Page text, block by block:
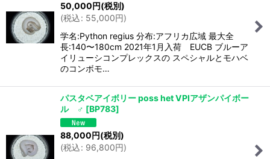
50,000円(税別)
(税込: 55,000円)
学名:Python regius 分布:アフリカ広域 最大全
長:140〜180cm 2021年1月入荷 EUCB ブルーア
イリューシコンプレックスの スペシャルとモハベ
のコンボモ…
パスタベアイボリー poss het VPIアザンパイボー
ル ♂ [BP783]
88,000円(税別)
(税込: 96,800円)